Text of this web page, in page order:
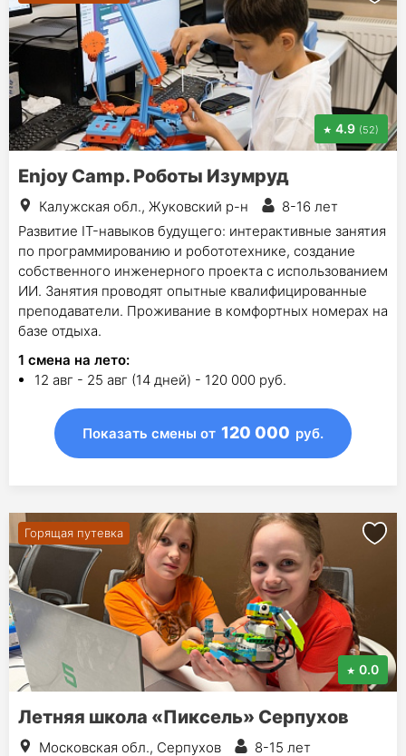
4.9 (52)
Enjoy Camp. Роботы Изумруд
Калужская обл., Жуковский р-н
8-16 лет
Развитие IT-навыков будущего: интерактивные занятия
по программированию и робототехнике, создание
собственного инженерного проекта с использованием
ИИ. Занятия проводят опытные квалифицированные
преподаватели. Проживание в комфортных номерах на
базе отдыха.
1 смена на лето:
12 авг - 25 авг (14 дней) - 120 000 руб.
Показать смены от 120 000 руб.
Горящая путевка
0.0
Летняя школа «Пиксель» Серпухов
Московская обл., Серпухов 8-15 лет